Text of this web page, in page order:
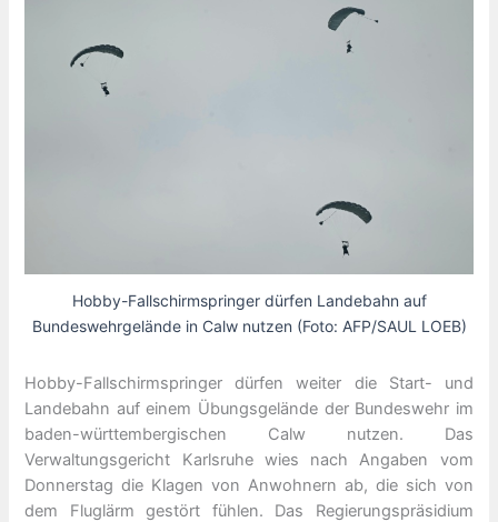
Hobby-Fallschirmspringer dürfen Landebahn auf
Bundeswehrgelände in Calw nutzen (Foto: AFP/SAUL LOEB)
Hobby-Fallschirmspringer dürfen weiter die Start- und
Landebahn auf einem Übungsgelände der Bundeswehr im
baden-württembergischen Calw nutzen. Das
Verwaltungsgericht Karlsruhe wies nach Angaben vom
Donnerstag die Klagen von Anwohnern ab, die sich von
dem Fluglärm gestört fühlen. Das Regierungspräsidium